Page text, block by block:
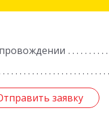
заявку
заявку